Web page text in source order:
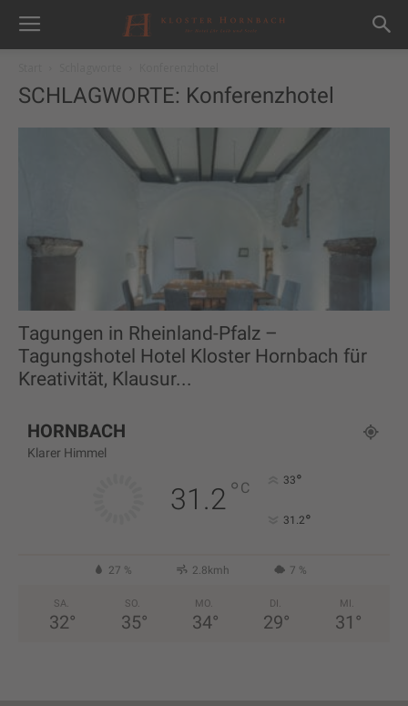
SCHLAGWORTE: Konferenzhotel
Tagungen in Rheinland-Pfalz –
Tagungshotel Hotel Kloster Hornbach für
Kreativität, Klausur...
HORNBACH
Klarer Himmel
31.2° C 33°
31.2°
27 % 2.8kmh 7 %
SA.
32°
SO.
35°
MO.
34°
DI.
29°
MI.
31 °